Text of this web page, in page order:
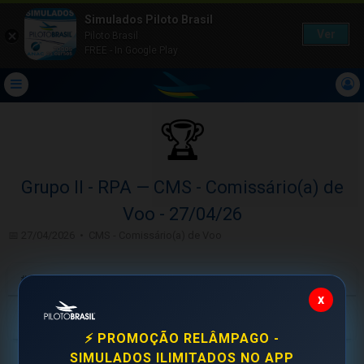
🏆
Grupo II - RPA — CMS - Comissário(a) de
Voo - 27/04/26
# Aluno Acertos Tempo
x
⚡ PROMOÇÃO RELÂMPAGO -
SIMULADOS ILIMITADOS NO APP
Simulados Piloto Brasil
Piloto Brasil
FREE - In Google Play